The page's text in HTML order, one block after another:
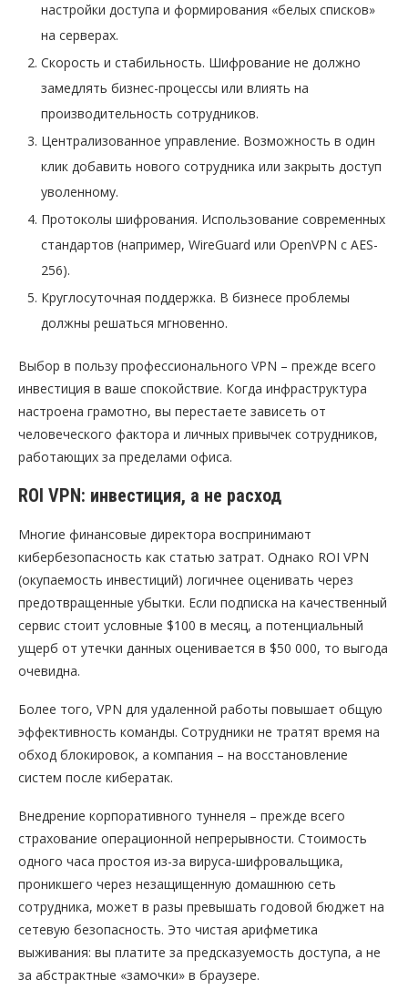
настройки доступа и формирования «белых списков»
на серверах.
Скорость и стабильность. Шифрование не должно
замедлять бизнес-процессы или влиять на
производительность сотрудников.
Централизованное управление. Возможность в один
клик добавить нового сотрудника или закрыть доступ
уволенному.
Протоколы шифрования. Использование современных
стандартов (например, WireGuard или OpenVPN с AES-
256).
Круглосуточная поддержка. В бизнесе проблемы
должны решаться мгновенно.
Выбор в пользу профессионального VPN – прежде всего
инвестиция в ваше спокойствие. Когда инфраструктура
настроена грамотно, вы перестаете зависеть от
человеческого фактора и личных привычек сотрудников,
работающих за пределами офиса.
ROI VPN: инвестиция, а не расход
Многие финансовые директора воспринимают
кибербезопасность как статью затрат. Однако ROI VPN
(окупаемость инвестиций) логичнее оценивать через
предотвращенные убытки. Если подписка на качественный
сервис стоит условные $100 в месяц, а потенциальный
ущерб от утечки данных оценивается в $50 000, то выгода
очевидна.
Более того, VPN для удаленной работы повышает общую
эффективность команды. Сотрудники не тратят время на
обход блокировок, а компания – на восстановление
систем после кибератак.
Внедрение корпоративного туннеля – прежде всего
страхование операционной непрерывности. Стоимость
одного часа простоя из-за вируса-шифровальщика,
проникшего через незащищенную домашнюю сеть
сотрудника, может в разы превышать годовой бюджет на
сетевую безопасность. Это чистая арифметика
выживания: вы платите за предсказуемость доступа, а не
за абстрактные «замочки» в браузере.